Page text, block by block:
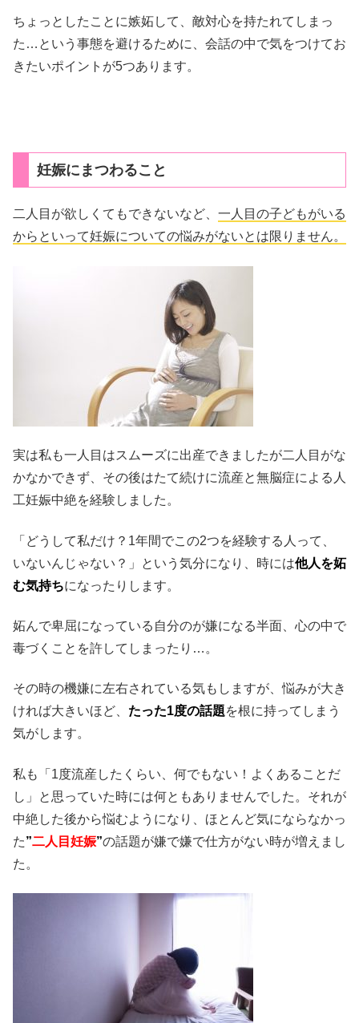
ちょっとしたことに嫉妬して、敵対心を持たれてしまっ
た…という事態を避けるために、会話の中で気をつけてお
きたいポイントが5つあります。
妊娠にまつわること
二人目が欲しくてもできないなど、 一人目の子どもがいる
からといって妊娠についての悩みがないとは限りません。
実は私も一人目はスムーズに出産できましたが二人目がな
かなかできず、その後はたて続けに流産と無脳症による人
工妊娠中絶を経験しました。
「どうして私だけ？1年間でこの2つを経験する人って、
いないんじゃない？」という気分になり、時には他人を妬
む気持ちになったりします。
妬んで卑屈になっている自分のが嫌になる半面、心の中で
毒づくことを許してしまったり…。
その時の機嫌に左右されている気もしますが、悩みが大き
ければ大きいほど、 たった1度の話題を根に持ってしまう
気がします。
私も「1度流産したくらい、何でもない！よくあることだ
し」と思っていた時には何ともありませんでした。それが
中絶した後から悩むようになり、ほとんど気にならなかっ
た”二人目妊娠”の話題が嫌で嫌で仕方がない時が増えまし
た。